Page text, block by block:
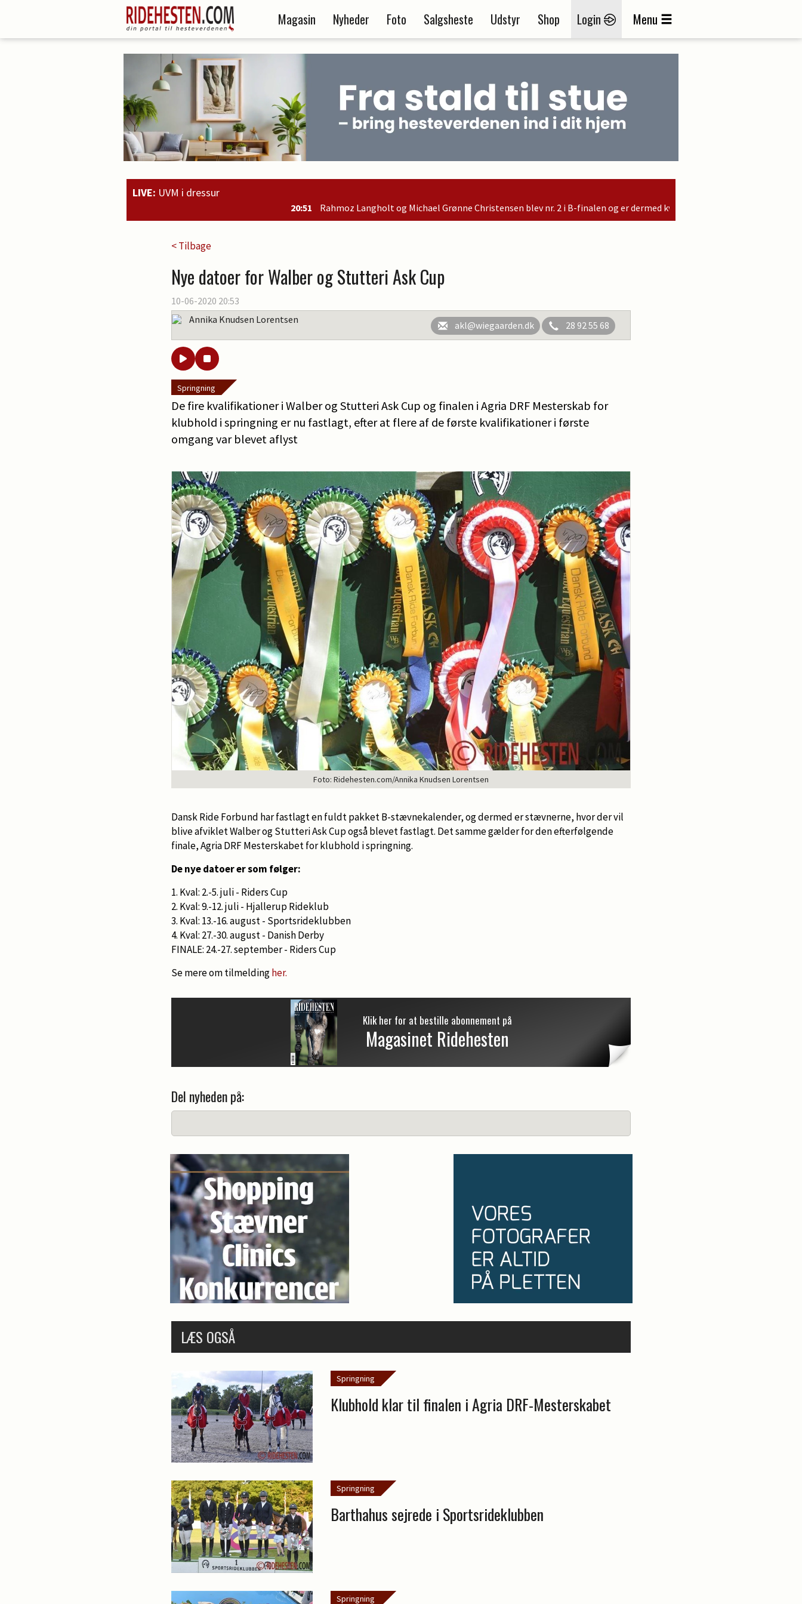
Magasin Nyheder Foto Salgsheste Udstyr Shop Login Menu
LIVE: UVM i dressur
Rahmoz Langholt og Michael Grønne Christensen blev nr. 2 i B-finalen og er dermed kvalificeret til søndagens finale
< Tilbage
Nye datoer for Walber og Stutteri Ask Cup
10-06-2020 20:53
Annika Knudsen Lorentsen
akl@wiegaarden.dk 28 92 55 68
Springning
De fire kvalifikationer i Walber og Stutteri Ask Cup og finalen i Agria DRF Mesterskab for
klubhold i springning er nu fastlagt, efter at flere af de første kvalifikationer i første
omgang var blevet aflyst
Foto: Ridehesten.com/Annika Knudsen Lorentsen
Dansk Ride Forbund har fastlagt en fuldt pakket B-stævnekalender, og dermed er stævnerne, hvor der vil
blive afviklet Walber og Stutteri Ask Cup også blevet fastlagt. Det samme gælder for den efterfølgende
finale, Agria DRF Mesterskabet for klubhold i springning.
De nye datoer er som følger:
1. Kval: 2.-5. juli - Riders Cup
2. Kval: 9.-12. juli - Hjallerup Rideklub
3. Kval: 13.-16. august - Sportsrideklubben
4. Kval: 27.-30. august - Danish Derby
FINALE: 24.-27. september - Riders Cup
Se mere om tilmeldingher.
Klik her for at bestille abonnement på
Magasinet Ridehesten
Del nyheden på:
LÆS OGSÅ
Springning
Klubhold klar til finalen i Agria DRF-Mesterskabet
Springning
Barthahus sejrede i Sportsrideklubben
Springning